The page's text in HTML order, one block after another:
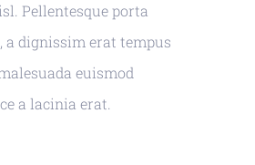
Pellentesque porta
a dignissim erat tempus
euismod
a lacinia erat.